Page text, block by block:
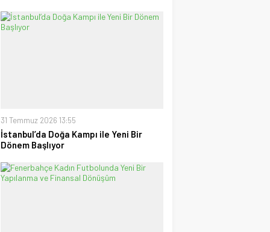
31 Temmuz 2026 13:55
İstanbul’da Doğa Kampı ile Yeni Bir
Dönem Başlıyor